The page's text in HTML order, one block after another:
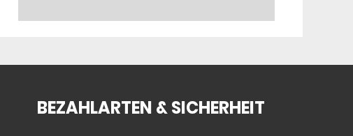
BEZAHLARTEN & SICHERHEIT